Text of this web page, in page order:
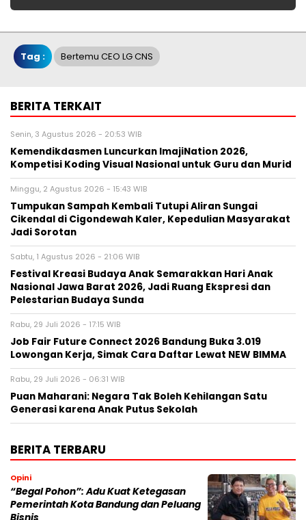
Tag : Bertemu CEO LG CNS
BERITA TERKAIT
Senin, 3 Agustus 2026 - 20:53 WIB
Kemendikdasmen Luncurkan ImajiNation 2026,
Kompetisi Koding Visual Nasional untuk Guru dan Murid
Minggu, 2 Agustus 2026 - 15:43 WIB
Tumpukan Sampah Kembali Tutupi Aliran Sungai
Cikendal di Cigondewah Kaler, Kepedulian Masyarakat
Jadi Sorotan
Sabtu, 1 Agustus 2026 - 21:06 WIB
Festival Kreasi Budaya Anak Semarakkan Hari Anak
Nasional Jawa Barat 2026, Jadi Ruang Ekspresi dan
Pelestarian Budaya Sunda
Rabu, 29 Juli 2026 - 17:15 WIB
Job Fair Future Connect 2026 Bandung Buka 3.019
Lowongan Kerja, Simak Cara Daftar Lewat NEW BIMMA
Rabu, 29 Juli 2026 - 06:31 WIB
Puan Maharani: Negara Tak Boleh Kehilangan Satu
Generasi karena Anak Putus Sekolah
BERITA TERBARU
Opini
“Begal Pohon”: Adu Kuat Ketegasan
Pemerintah Kota Bandung dan Peluang